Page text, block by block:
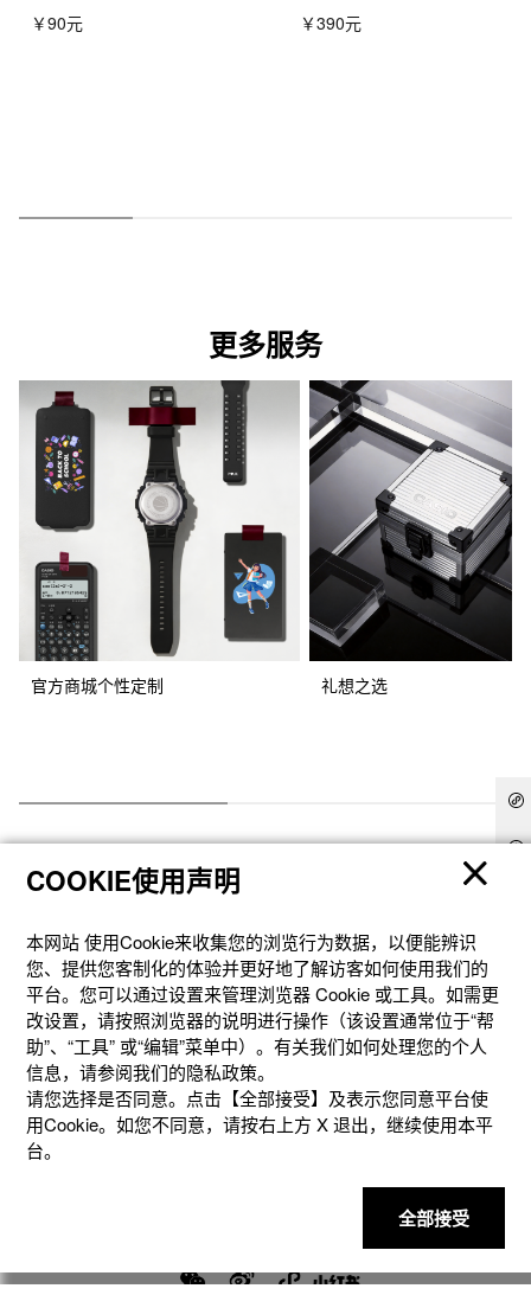
￥90元 ￥390元
更多服务
官方商城个性定制 礼想之选
产品
客户支持
资讯
COOKIE使用声明
本网站 使⽤Cookie来收集您的浏览⾏为数据，以便能辨识
您、提供您客制化的体验并更好地了解访客如何使⽤我们的
平台。您可以通过设置来管理浏览器 Cookie 或⼯具。如需更
改设置，请按照浏览器的说明进⾏操作（该设置通常位于“帮
助”、“⼯具” 或“编辑”菜单中）。有关我们如何处理您的个⼈
信息，请参阅我们的隐私政策。
请您选择是否同意。点击【全部接受】及表示您同意平台使
用Cookie。如您不同意，请按右上⽅ X 退出，继续使⽤本平
台。
全部接受